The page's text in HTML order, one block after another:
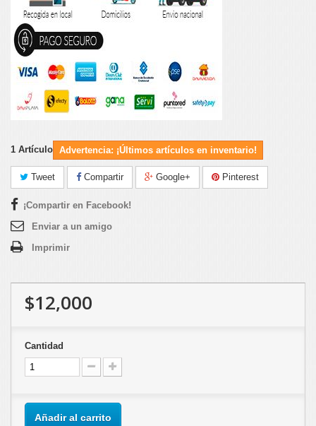
1 Artículo Advertencia: ¡Últimos artículos en inventario!
Tweet Compartir Google+ Pinterest
¡Compartir en Facebook!
Enviar a un amigo
Imprimir
$12,000
Cantidad
Añadir al carrito